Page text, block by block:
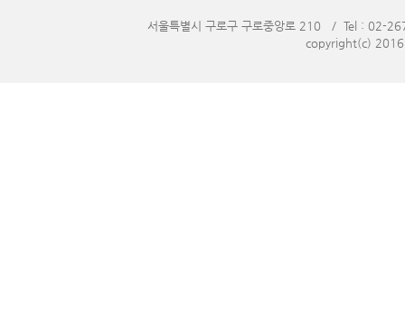
서울특별시 구로구 구로중앙로 210 / Tel :
copyright(c) 2016